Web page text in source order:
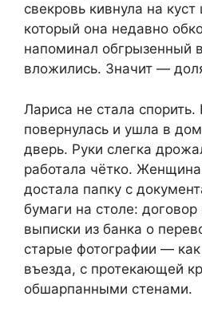
свекровь кивнула на
который она недавно
напоминал обгрызенный
вложились. Значит —
Лариса не стала спорить.
повернулась и ушла в
дверь. Руки слегка
работала чётко.
достала папку с
бумаги на столе:
выписки из банка о
старые фотографии —
въезда, с протекающей
обшарпанными стенами.